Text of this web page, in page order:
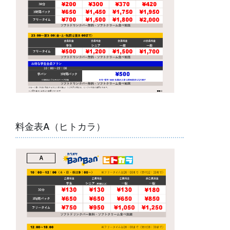
料金表A（ヒトカラ）